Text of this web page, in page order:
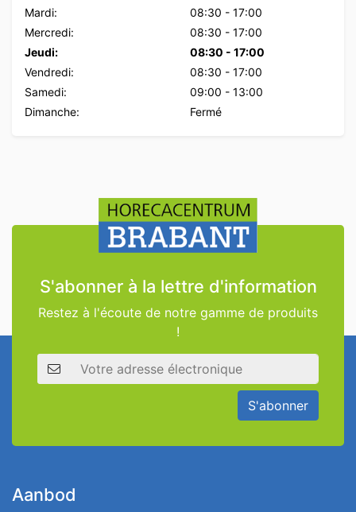
Mardi:
08:30 - 17:00
Mercredi:
08:30 - 17:00
Jeudi:
08:30 - 17:00
Vendredi:
08:30 - 17:00
Samedi:
09:00 - 13:00
Dimanche:
Fermé
S'abonner à la lettre d'information
Restez à l'écoute de notre gamme de produits
!
Adresse électronique
S'abonner
Aanbod